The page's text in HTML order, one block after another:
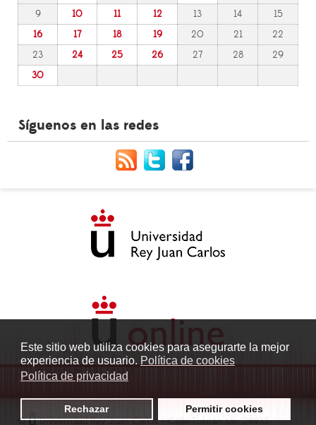
Este sitio web utiliza cookies para asegurarte la mejor
experiencia de usuario. Política de cookies
Política de privacidad
Rechazar Permitir cookies
9
10 11 12 13 14
15
16
17 18 19 20 21
22
23
24 25 26 27 28
29
30
Síguenos en las redes
© Universidad Rey Juan Carlos- Calle Tulipán s/n. 28933